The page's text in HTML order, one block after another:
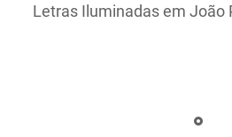
Letras Iluminadas em João